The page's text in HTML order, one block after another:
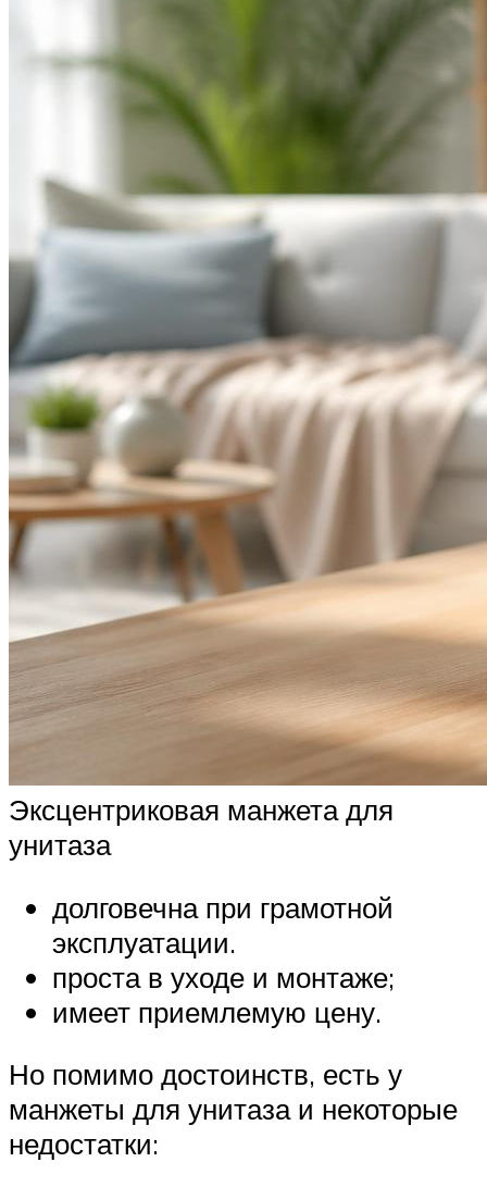
Эксцентриковая манжета для
унитаза
долговечна при грамотной
эксплуатации.
проста в уходе и монтаже;
имеет приемлемую цену.
Но помимо достоинств, есть у
манжеты для унитаза и некоторые
недостатки: